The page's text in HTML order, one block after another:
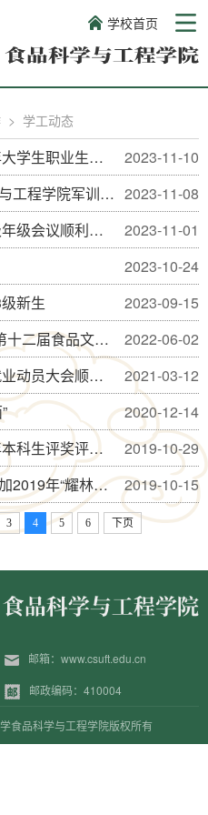
学校首页
> 学工动态
2023-11-10
规划大赛圆满结束
2023-11-08
程学院军训总结
2023-11-01
会议顺利举行
2023-10-24
2023-09-15
新生
2022-06-02
届毕业生文艺晚会顺利举办
2021-03-12
大会顺利召开
2020-12-14
2019-10-29
评优结果的公示
2019-10-15
”研究生迎新篮球赛
3 4 5 6 下页
邮箱：www.csuft.edu.cn
邮政编码：410004
食品科学与工程学院版权所有